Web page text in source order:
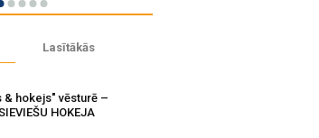
Lasītākās
& hokejs" vēsturē –
HOKEJA